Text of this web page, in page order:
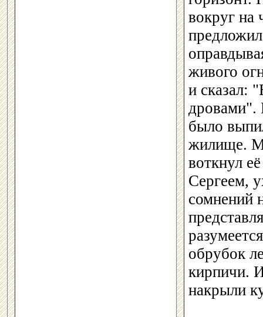
вокруг на
живого
и сказал:
дровами".
было
жилище.
воткнул
Сергеем,
сомнений
обрубок
кирпичи.
накрыли